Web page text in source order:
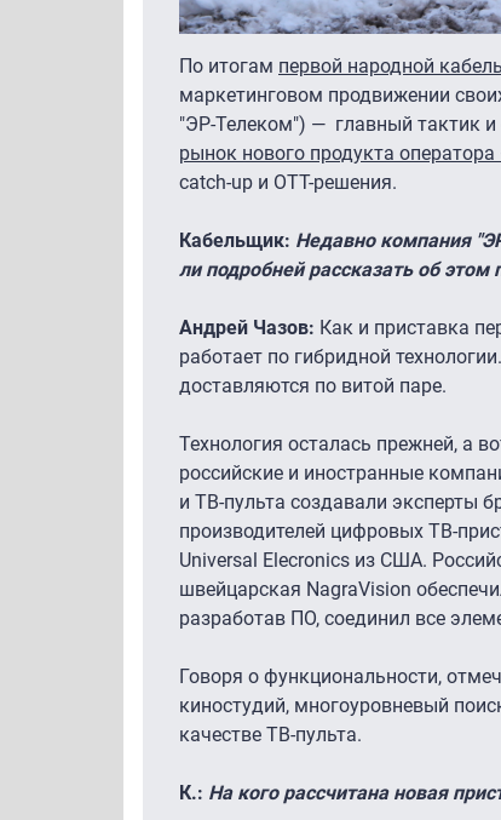
По итогам первой народной
маркетинговом продвижении
"ЭР-Телеком") — главный тактик и
рынок нового продукта оператора
catch-up и OTT-решения.
Кабельщик: Недавно компания
ли подробней рассказать об этом
Андрей Чазов: Как и приставка
работает по гибридной
доставляются по витой паре.
Технология осталась прежней, а
российские и иностранные
и ТВ-пульта создавали эксперты
производителей цифровых ТВ-
Universal Elecronics из США.
швейцарская NagraVision
разработав ПО, соединил все
Говоря о функциональности,
киностудий, многоуровневый
качестве ТВ-пульта.
К.: На кого рассчитана новая